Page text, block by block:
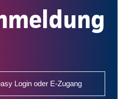
Login oder E-Zugang